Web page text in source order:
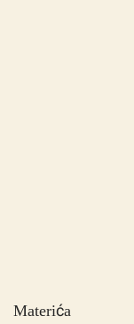
Materića